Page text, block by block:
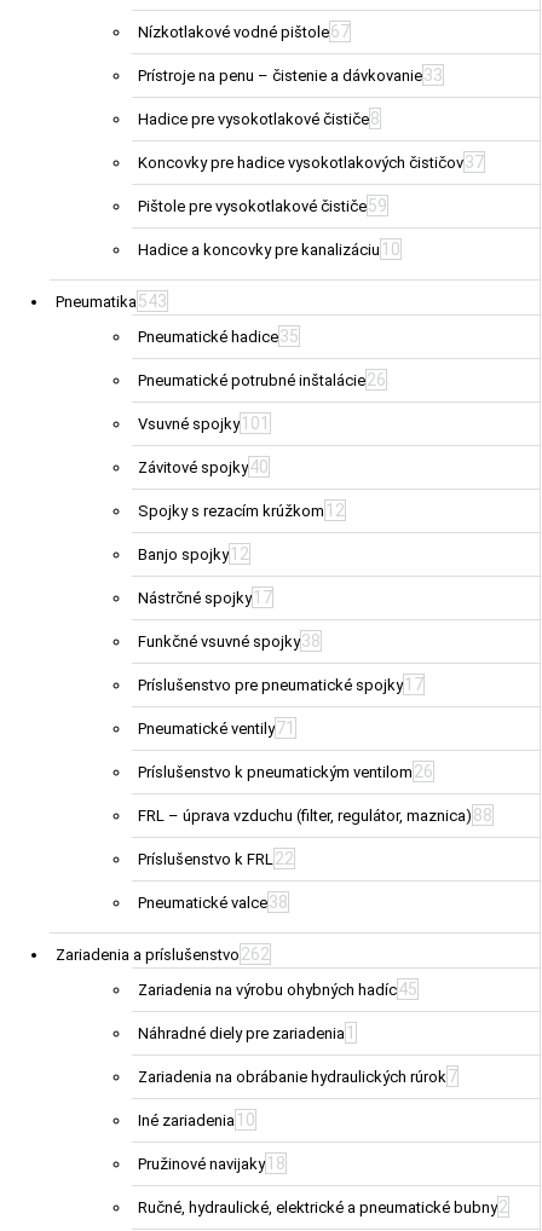
Nízkotlakové vodné pištole67
Prístroje na penu – čistenie a dávkovanie33
Hadice pre vysokotlakové čističe8
Koncovky pre hadice vysokotlakových čističov37
Pištole pre vysokotlakové čističe59
Hadice a koncovky pre kanalizáciu 10
Pneumatika543
Pneumatické hadice35
Pneumatické potrubné inštalácie26
Vsuvné spojky 101
Závitové spojky40
Spojky s rezacím krúžkom 12
Banjo spojky 12
Nástrčné spojky 17
Funkčné vsuvné spojky38
Príslušenstvo pre pneumatické spojky 17
Pneumatické ventily71
Príslušenstvo k pneumatickým ventilom 26
FRL – úprava vzduchu (filter, regulátor, maznica) 88
Príslušenstvo k FRL22
Pneumatické valce38
Zariadenia a príslušenstvo 262
Zariadenia na výrobu ohybných hadíc45
Náhradné diely pre zariadenia 1
Zariadenia na obrábanie hydraulických rúrok7
Iné zariadenia 10
Pružinové navijaky 18
Ručné, hydraulické, elektrické a pneumatické bubny2